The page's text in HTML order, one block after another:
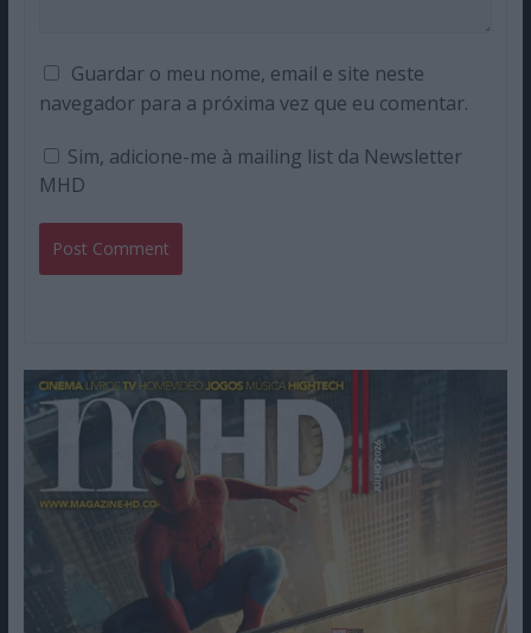
Guardar o meu nome, email e site neste
navegador para a próxima vez que eu comentar.
Sim, adicione-me à mailing list da Newsletter
MHD